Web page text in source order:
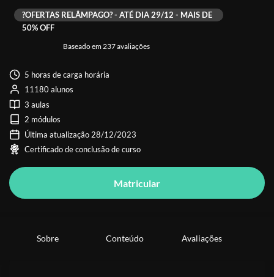
Baseado em 237 avaliações
?OFERTAS RELÂMPAGO? - ATÉ DIA 29/12 - MAIS DE
50% OFF
5 horas de carga horária
11180 alunos
3 aulas
2 módulos
Última atualização 28/12/2023
Certificado de conclusão de curso
Matricular
Sobre Conteúdo Avaliações